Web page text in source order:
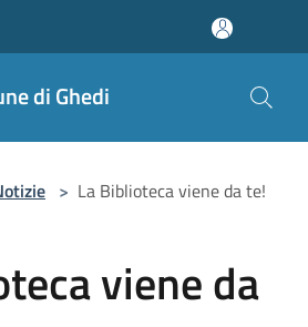
di Ghedi
> La Biblioteca viene da te!
viene da